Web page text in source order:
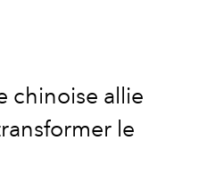
chinoise allie
le